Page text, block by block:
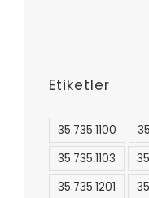
Etiketler
35.735.1100
35.735.1103
35.735.1201